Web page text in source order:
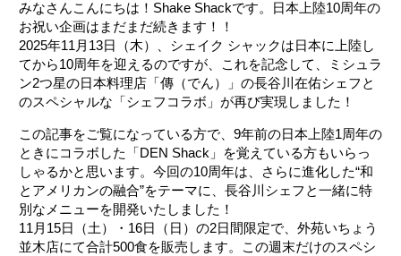
みなさんこんにちは！Shake Shackです。日本上陸10周年の
お祝い企画はまだまだ続きます！！
2025年11月13日（木）、シェイク シャックは日本に上陸し
てから10周年を迎えるのですが、これを記念して、ミシュラ
ン2つ星の日本料理店「傳（でん）」の長谷川在佑シェフと
のスペシャルな「シェフコラボ」が再び実現しました！
この記事をご覧になっている方で、9年前の日本上陸1周年の
ときにコラボした「DEN Shack」を覚えている方もいらっ
しゃるかと思います。今回の10周年は、さらに進化した“和
とアメリカンの融合”をテーマに、長谷川シェフと一緒に特
別なメニューを開発いたしました！
11月15日（土）・16日（日）の2日間限定で、外苑いちょう
並木店にて合計500食を販売します。この週末だけのスペシ